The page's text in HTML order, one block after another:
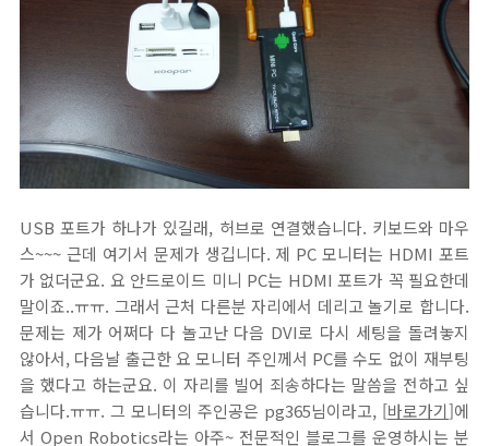
USB 포트가 하나가 있길래, 허브로 연결했습니다. 키보드와 마우
스~~~ 근데 여기서 문제가 생깁니다. 제 PC 모니터는 HDMI 포트
가 없더군요. 요 안드로이드 미니 PC는 HDMI 포트가 꼭 필요한데
말이죠..ㅠㅠ. 그래서 근처 다른분 자리에서 데리고 놀기로 합니다.
문제는 제가 어쩌다 다 놀고난 다음 DVI로 다시 세팅을 돌려놓지
않아서, 다음날 출근한 요 모니터 주인께서 PC를 수도 없이 재부팅
을 했다고 하는군요. 이 자리를 빌어 죄송하다는 말씀을 전하고 싶
습니다.ㅠㅠ. 그 모니터의 주인공은 pg365님이라고, [바로가기]에
서 Open Robotics라는 아주~ 전문적인 블로그를 운영하시는 분